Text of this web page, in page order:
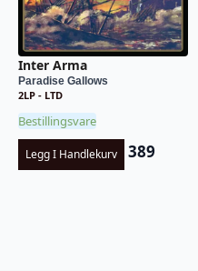
Inter Arma
Paradise Gallows
2LP - LTD
Bestillingsvare
Legg I Handlekurv 389